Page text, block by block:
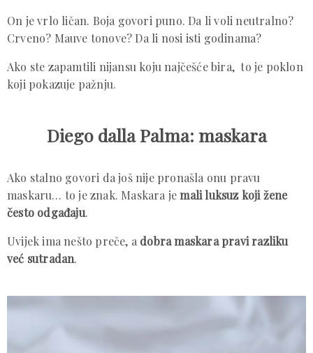
On je vrlo ličan. Boja govori puno. Da li voli neutralno?
Crveno? Mauve tonove? Da li nosi isti godinama?
Ako ste zapamtili nijansu koju najčešće bira, to je poklon
koji pokazuje pažnju.
Diego dalla Palma: maskara
Ako stalno govori da još nije pronašla onu pravu
maskaru… to je znak. Maskara jemali luksuz koji žene
često odgađaju.
Uvijek ima nešto preče, a dobra maskara pravi razliku
već sutradan.